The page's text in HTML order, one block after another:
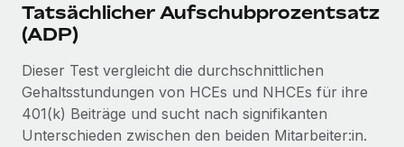
Tatsächlicher Aufschubprozentsatz
(ADP)
Dieser Test vergleicht die durchschnittlichen
Gehaltsstundungen von HCEs und NHCEs für ihre
401(k) Beiträge und sucht nach signifikanten
Unterschieden zwischen den beiden Mitarbeiter:in.